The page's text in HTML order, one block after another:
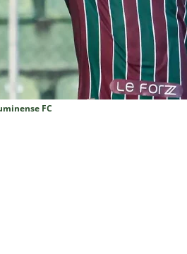
DICAS DE APOSTAS
agosto de 2026 ]
Após eliminação, torcedores
de Zubeldía
NOTÍCIAS
agosto de 2026 ] John Kennedy vira grande
NOTÍCIAS
FC